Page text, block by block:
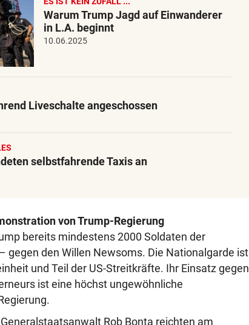
Warum Trump Jagd auf Einwanderer
in L.A. beginnt
10.06.2025
Liveschalte angeschossen
selbstfahrende Taxis an
von Trump-Regierung
bereits mindestens 2000 Soldaten der
gegen den Willen Newsoms. Die Nationalgarde ist
und Teil der US-Streitkräfte. Ihr Einsatz gegen
ist eine höchst ungewöhnliche
Rob Bonta reichten am